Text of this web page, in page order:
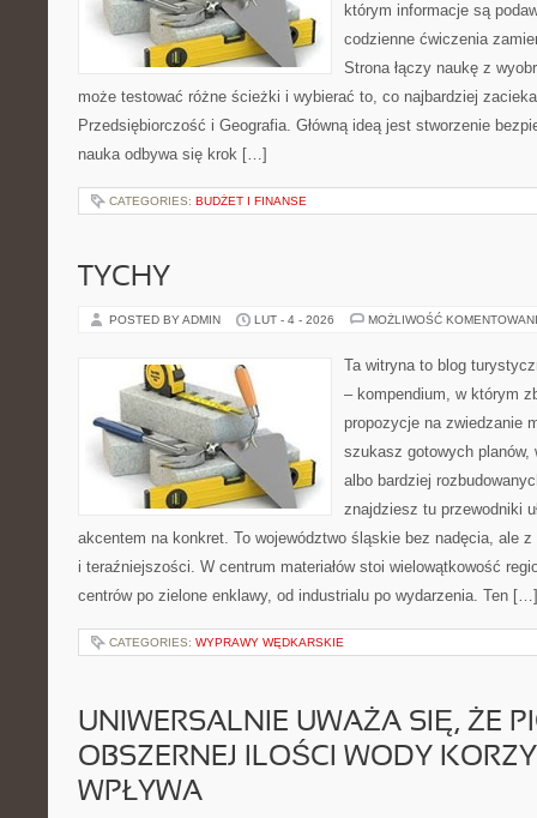
którym informacje są
codzienne ćwiczenia
Strona łączy naukę z
może testować różne ścieżki i wybierać to, co najbardziej
Przedsiębiorczość i Geografia. Główną ideą jest stworzenie
nauka odbywa się krok […]
CATEGORIES: BUDŻET I FINANSE
TYCHY
POSTED BY ADMIN LUT - 4 - 2026 MOŻLIWOŚĆ
Ta witryna to blog
– kompendium, w którym
propozycje na zwiedzanie
szukasz gotowych
albo bardziej
znajdziesz tu przewodniki
akcentem na konkret. To województwo śląskie bez nadęcia, ale
i teraźniejszości. W centrum materiałów stoi wielowątkowość
centrów po zielone enklawy, od industrialu po wydarzenia. Ten […]
CATEGORIES: WYPRAWY WĘDKARSKIE
UNIWERSALNIE UWAŻA SIĘ, ŻE
OBSZERNEJ ILOŚCI WODY
WPŁYWA